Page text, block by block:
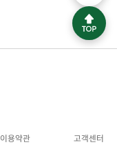
이용약관 고객센터